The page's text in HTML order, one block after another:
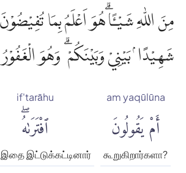
مِنَ اللّٰهِ شَيْـًٔا ۗهُوَ اَعْلَمُ بِمَا
شَهِيْدًا ۢ بَيْنِيْ وَبَيْنَكُمْ ۗ وَهُوَ الْغَفُوْرُ
am yaqūlūna
أَمْ يَقُولُونَ
கூறுகிறார்களா?
if'tarāhu
ٱفْتَرَىٰهُۖ
இட்டுக்கட்டினார்